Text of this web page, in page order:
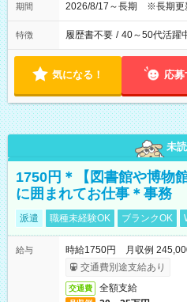
期間 2026/8/17～長期 ※長期更
特徴 履歴書不要 / 40～50代活躍
気になる！ 応募
未読
1750円＊【図書館や博物
に囲まれてお仕事＊事務
派遣 職種未経験OK ブランクOK
給与
時給1750円 月収例
交通費別途支給あり
交通費 全額支給